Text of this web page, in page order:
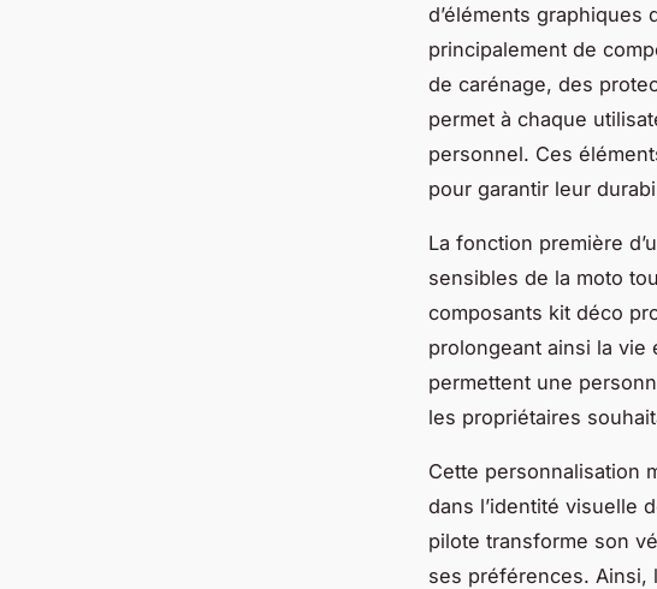
d’éléments graphiques
principalement de
de carénage, des
permet à chaque
personnel. Ces
pour garantir leur
La fonction première
sensibles de la moto
composants kit déco
prolongeant ainsi la vie
permettent une
les propriétaires
Cette personnalisation
dans l’identité visuelle
pilote transforme son
ses préférences. Ainsi,